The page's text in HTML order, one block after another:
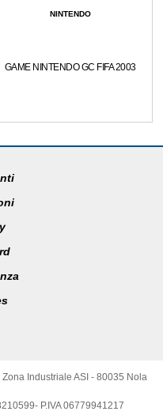
NINTENDO
GAME NINTENDO GC FIFA 2003
Industriale ASI - 80035 Nola
P.IVA 06779941217